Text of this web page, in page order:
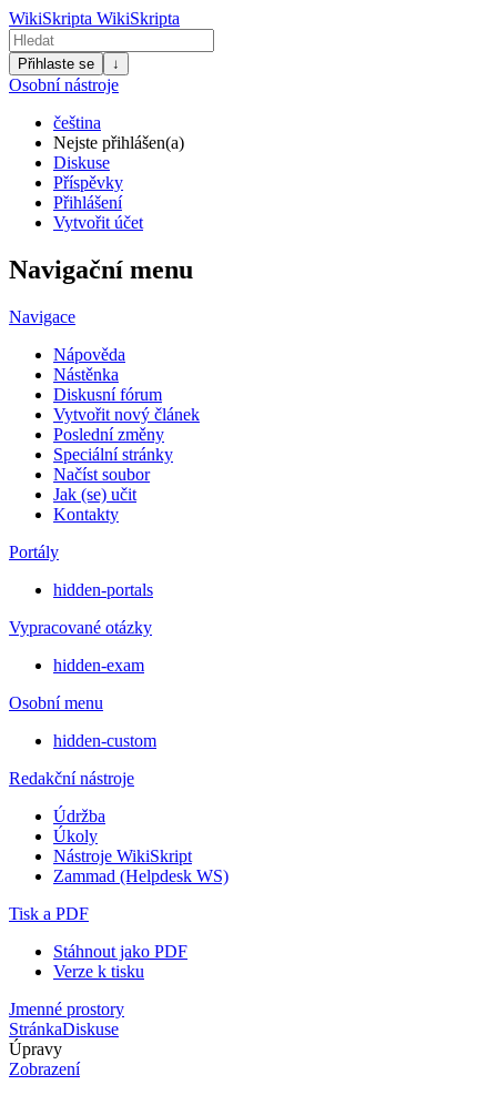
WikiSkripta WikiSkripta
Přihlaste se ↓
Osobní nástroje
čeština
Nejste přihlášen(a)
Diskuse
Příspěvky
Přihlášení
Vytvořit účet
Navigační menu
Navigace
Nápověda
Nástěnka
Diskusní fórum
Vytvořit nový článek
Poslední změny
Speciální stránky
Načíst soubor
Jak (se) učit
Kontakty
Portály
hidden-portals
Vypracované otázky
hidden-exam
Osobní menu
hidden-custom
Redakční nástroje
Údržba
Úkoly
Nástroje WikiSkript
Zammad (Helpdesk WS)
Tisk a PDF
Stáhnout jako PDF
Verze k tisku
Jmenné prostory
StránkaDiskuse
Úpravy
Zobrazení